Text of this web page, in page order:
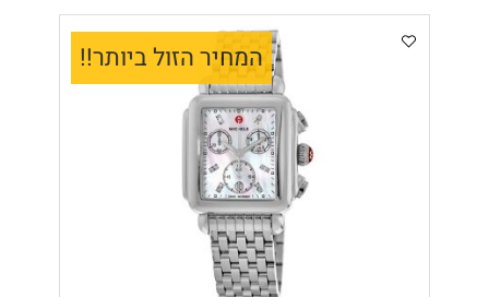
המחיר הזול ביותר!!